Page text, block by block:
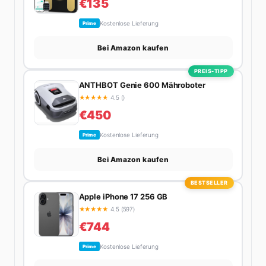
€135
Prime Kostenlose Lieferung
Bei Amazon kaufen
PREIS-TIPP
ANTHBOT Genie 600 Mähroboter
★★★★★ 4.5 ()
€450
Prime Kostenlose Lieferung
Bei Amazon kaufen
BESTSELLER
Apple iPhone 17 256 GB
★★★★★ 4.5 (597)
€744
Prime Kostenlose Lieferung